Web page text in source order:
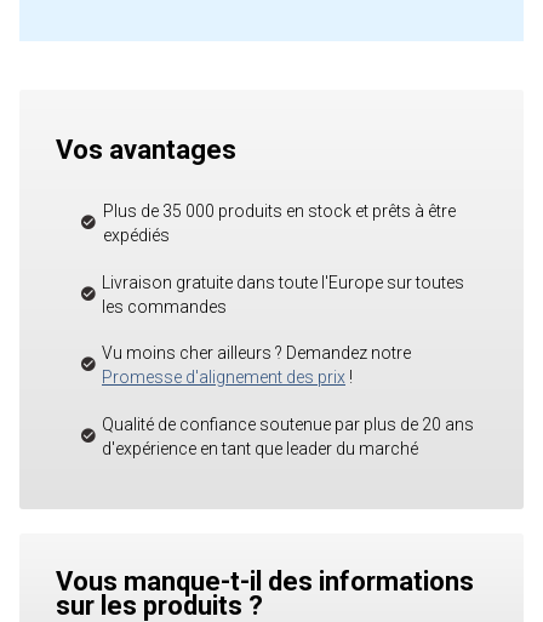
Vos avantages
Plus de 35 000 produits en stock et prêts à être
expédiés
Livraison gratuite dans toute l'Europe sur toutes
les commandes
Vu moins cher ailleurs ? Demandez notre
Promesse d'alignement des prix !
Qualité de confiance soutenue par plus de 20 ans
d'expérience en tant que leader du marché
Vous manque-t-il des informations
sur les produits ?